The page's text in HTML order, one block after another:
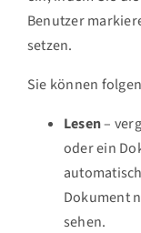
Benutzer
setzen.
Sie können
Lesen–
oder ein
Dokument
sehen.